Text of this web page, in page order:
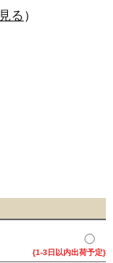
る ）
{1-3日以内出荷予定}